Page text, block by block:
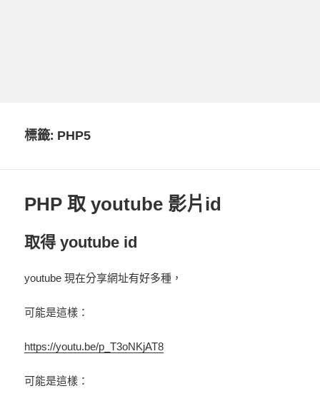
標籤: PHP5
PHP 取 youtube 影片id
取得 youtube id
youtube 現在分享網址有好多種，
可能是這樣：
https://youtu.be/p_T3oNKjAT8
可能是這樣：